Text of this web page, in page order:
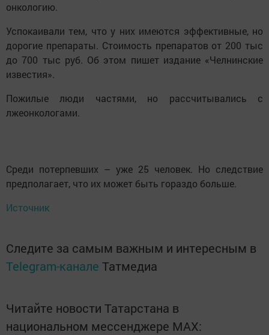
онкологию.
Успокаивали тем, что у них имеются эффективные, но
дорогие препараты. Стоимость препаратов от 200 тыс
до 700 тыс руб. Об этом пишет издание «Челнинские
известия».
Пожилые люди частями, но рассчитывались с
лжеонкологами.
Среди потерпевших – уже 25 человек. Но следствие
предполагает, что их может быть гораздо больше.
Источник
Следите за самым важным и интересным в
Telegram-канале Татмедиа
Читайте новости Татарстана в
национальном мессенджере MАХ: